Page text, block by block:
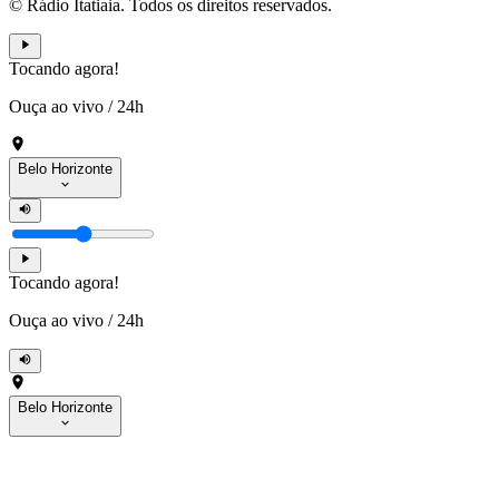
© Rádio Itatiaia. Todos os direitos reservados.
Tocando agora!
Ouça ao vivo / 24h
Belo Horizonte
Tocando agora!
Ouça ao vivo / 24h
Belo Horizonte